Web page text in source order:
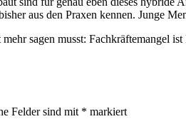
aus den Praxen kennen. Junge
sagen musst: Fachkräftemangel
Felder sind mit * markiert